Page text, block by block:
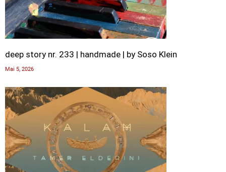
deep story nr. 233 | handmade | by Soso Klein
Mai 5, 2026